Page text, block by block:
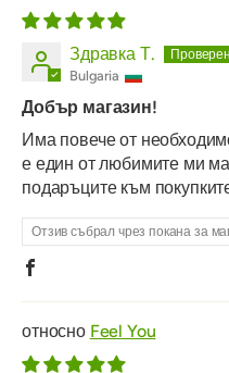
Здравка Т.
Bulgaria
Добър магазин!
Има повече от
е един от любимите ми
подаръците към
Отзив събрал чрез покана за
Feel You